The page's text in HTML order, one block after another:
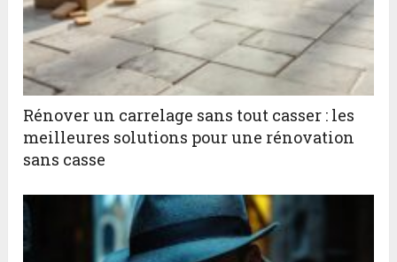
Rénover un carrelage sans tout casser : les
meilleures solutions pour une rénovation
sans casse